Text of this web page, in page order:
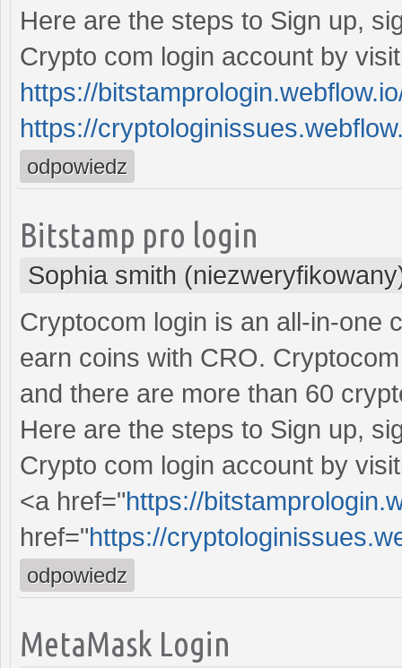
Here are the steps to Sign up,
Crypto com login account by
https://
https://
odpowiedz
Bitstamp pro login
Sophia smith
Cryptocom login is an all-in-one
earn coins with CRO.
and there are more than 60
Here are the steps to Sign up,
Crypto com login account by
<a href="https://
href="https://
odpowiedz
MetaMask Login